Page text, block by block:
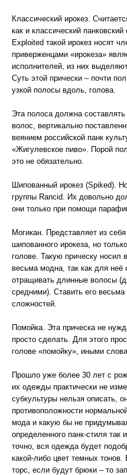
Классический ирокез.
как и классический
Exploited такой ирокез носят
приверженцами «ирокеза»
исполнителей, из них
Суть этой прически – почти
узкой полосы вдоль, голова.
Эта полоса должна
волос, вертикально
веянием российской панк
«Жигулевское пиво». Порой
это не обязательно.
Шипованный ирокез (Spiked).
группы Rancid. Их довольно
они только при помощи
Могикан. Представляет из
шипованного ирокеза, но
голове. Такую прическу
весьма модна, так как для неё
отращивать длинные волосы
средними). Ставить его
сложностей.
Помойка. Эта прическа не
просто сделать. Для этого
голове «помойку», иными
Прошло уже более 30 лет с
их одежды практически не
субкультуры нельзя описать,
противоположности
мода и какую бы не
определенного панк-стиля
точно, вся одежда будет
какой-либо цвет темных
торс, если будут брюки – то